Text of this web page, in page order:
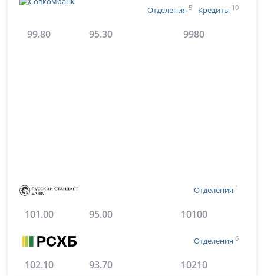
Отделения 5 Кредиты 10
99.80 95.30 9980
Отделения 1
101.00 95.00 10100
Отделения 6
102.10 93.70 10210